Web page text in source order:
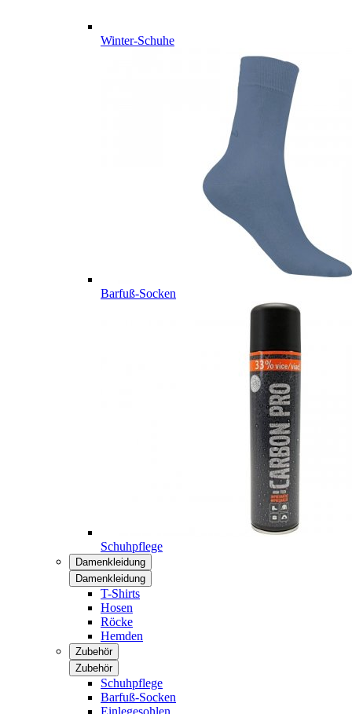
Winter-Schuhe
Barfuß-Socken
Schuhpflege
Damenkleidung
Damenkleidung
T-Shirts
Hosen
Röcke
Hemden
Zubehör
Zubehör
Schuhpflege
Barfuß-Socken
Einlegesohlen